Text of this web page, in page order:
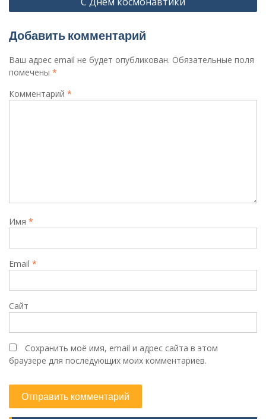
Добавить комментарий
Ваш адрес email не будет опубликован. Обязательные поля
помечены *
Комментарий *
Имя *
Email *
Сайт
Сохранить моё имя, email и адрес сайта в этом
браузере для последующих моих комментариев.